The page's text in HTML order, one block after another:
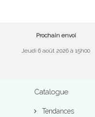
Prochain envoi
Jeudi 6 août 2026 à 15h00
Catalogue
Tendances